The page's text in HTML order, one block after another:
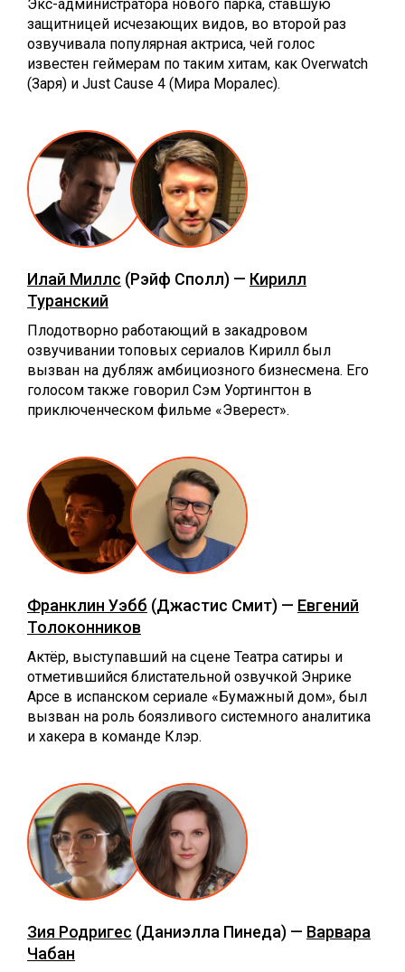
Экс-администратора нового парка, ставшую
защитницей исчезающих видов, во второй раз
озвучивала популярная актриса, чей голос
известен геймерам по таким хитам, как Overwatch
(Заря) и Just Cause 4 (Мира Моралес).
Илай Миллс (Рэйф Сполл) — Кирилл
Туранский
Плодотворно работающий в закадровом
озвучивании топовых сериалов Кирилл был
вызван на дубляж амбициозного бизнесмена. Его
голосом также говорил Сэм Уортингтон в
приключенческом фильме «Эверест».
Франклин Уэбб (Джастис Смит) — Евгений
Толоконников
Актёр, выступавший на сцене Театра сатиры и
отметившийся блистательной озвучкой Энрике
Арсе в испанском сериале «Бумажный дом», был
вызван на роль боязливого системного аналитика
и хакера в команде Клэр.
Зия Родригес (Даниэлла Пинеда) — Варвара
Чабан